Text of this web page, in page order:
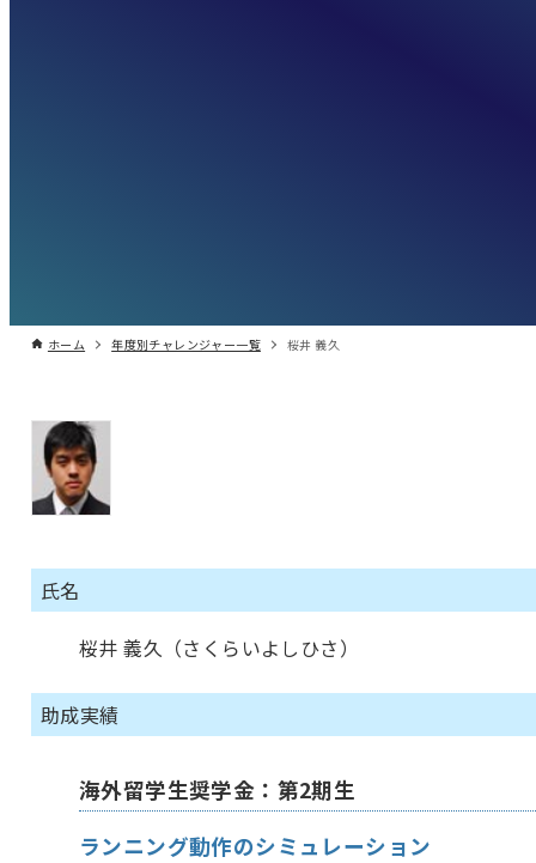
ホーム 年度別チャレンジャー一覧 桜井 義久
氏名
桜井 義久（さくらいよしひさ）
助成実績
海外留学生奨学金：第2期生
ランニング動作のシミュレーション